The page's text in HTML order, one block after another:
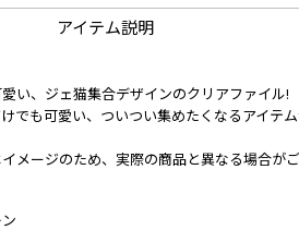
アイテム説明
い、ジェ猫集合デザインのクリアファイル!
でも可愛い、ついつい集めたくなるアイテ
メージのため、実際の商品と異なる場合が